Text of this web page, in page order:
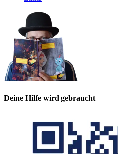
Deine Hilfe wird gebraucht